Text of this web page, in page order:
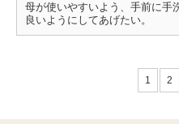
母が使いやすいよう、手前に手
良いようにしてあげたい。
1 2